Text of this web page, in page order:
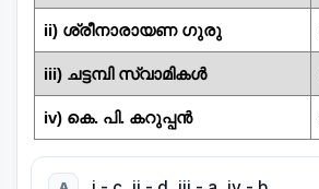
ii) ശ്രീനാരായണ ഗുരു
iii) ചട്ടമ്പി സ്വാമികൾ
iv) കെ. പി. കറുപ്പൻ